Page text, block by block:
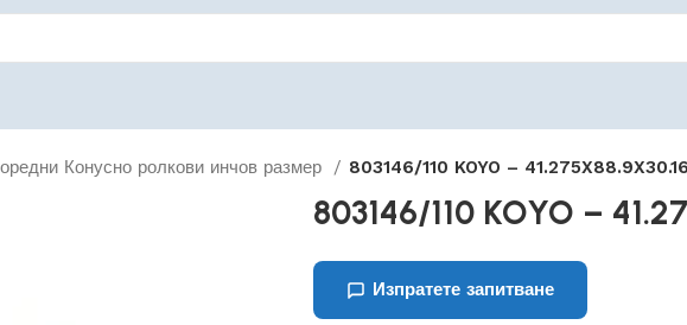
Конусно ролкови инчов размер 803146/110 KOYO –
803146/110 KOYO –
Изпратете запитване